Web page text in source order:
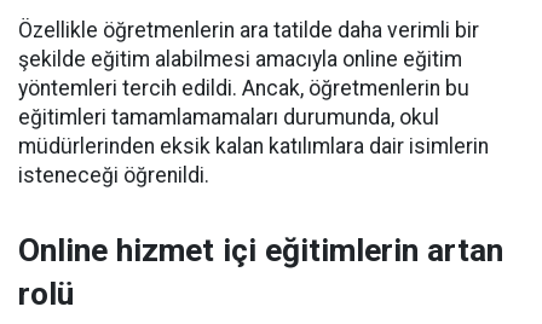
Özellikle öğretmenlerin ara tatilde daha verimli bir
şekilde eğitim alabilmesi amacıyla online eğitim
yöntemleri tercih edildi. Ancak, öğretmenlerin bu
eğitimleri tamamlamamaları durumunda, okul
müdürlerinden eksik kalan katılımlara dair isimlerin
isteneceği öğrenildi.
Online hizmet içi eğitimlerin artan
rolü